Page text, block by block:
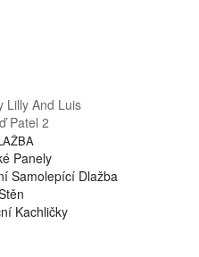
Lilly And Luis
Patel 2
Panely
Samolepící Dlažba
Kachličky